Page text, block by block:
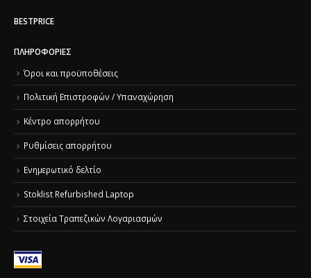
BESTPRICE
ΠΛΗΡΟΦΟΡΊΕΣ
Όροι και προϋποθέσεις
Πολιτική Επιστροφών / Υπαναχώρηση
Κέντρο απορρήτου
Ρυθμίσεις απορρήτου
Ενημερωτικό δελτίο
Stoklist Refurbished Laptop
Στοιχεία Τραπεζικών Λογαριασμών